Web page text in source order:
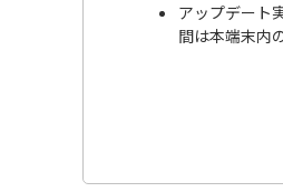
アップデート
間は本端末内